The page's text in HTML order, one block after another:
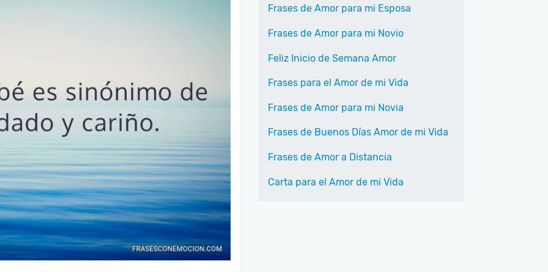
Frases de Amor para mi Esposa
Frases de Amor para mi Novio
Feliz Inicio de Semana Amor
Frases para el Amor de mi Vida
Frases de Amor para mi Novia
Frases de Buenos Días Amor de mi Vida
Frases de Amor a Distancia
Carta para el Amor de mi Vida